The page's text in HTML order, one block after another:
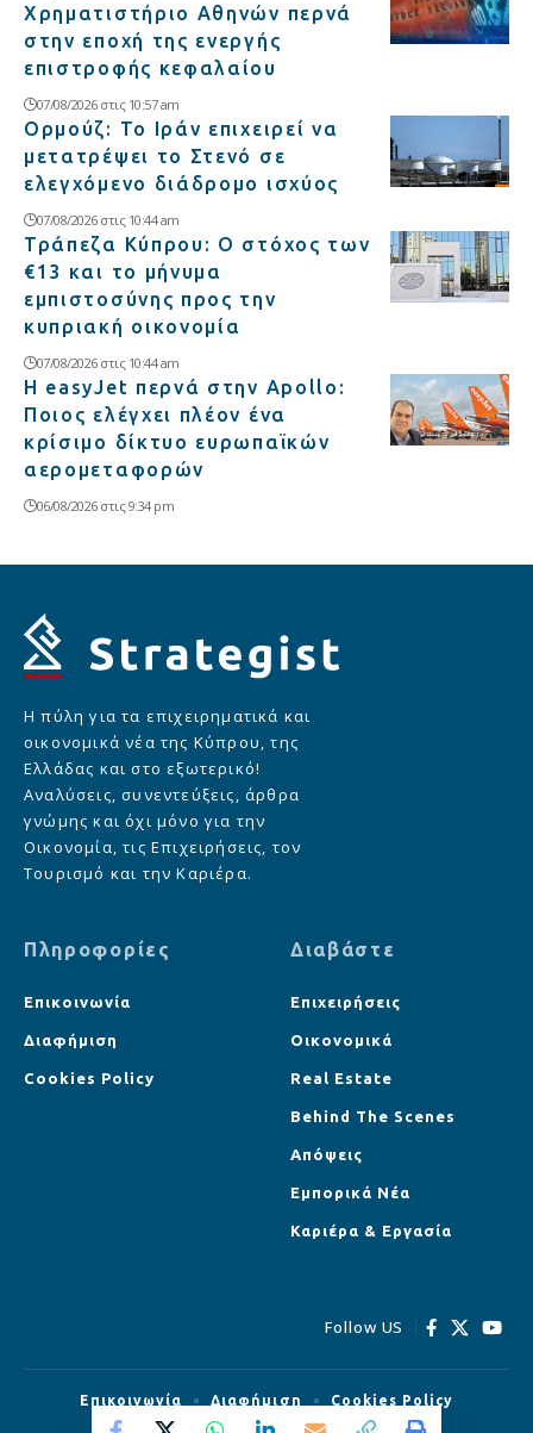
Χρηματιστήριο Αθηνών περνά
στην εποχή της ενεργής
επιστροφής κεφαλαίου
07/08/2026 στις 10:57 am
Ορμούζ: Το Ιράν επιχειρεί να
μετατρέψει το Στενό σε
ελεγχόμενο διάδρομο ισχύος
07/08/2026 στις 10:44 am
Τράπεζα Κύπρου: Ο στόχος των
€13 και το μήνυμα
εμπιστοσύνης προς την
κυπριακή οικονομία
07/08/2026 στις 10:44 am
Η easyJet περνά στην Apollo:
Ποιος ελέγχει πλέον ένα
κρίσιμο δίκτυο ευρωπαϊκών
αερομεταφορών
06/08/2026 στις 9:34 pm
Η πύλη για τα επιχειρηματικά και
οικονομικά νέα της Κύπρου, της
Ελλάδας και στο εξωτερικό!
Αναλύσεις, συνεντεύξεις, άρθρα
γνώμης και όχι μόνο για την
Οικονομία, τις Επιχειρήσεις, τον
Τουρισμό και την Καριέρα.
Πληροφορίες
Επικοινωνία
Διαφήμιση
Cookies Policy
Διαβάστε
Επιχειρήσεις
Οικονομικά
Real Estate
Behind The Scenes
Απόψεις
Εμπορικά Νέα
Καριέρα & Εργασία
Follow US
Επικοινωνία Διαφήμιση Cookies Policy